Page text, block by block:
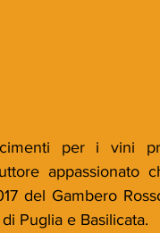
per i vini
appassionato
del Gambero
Puglia e Basilicata.